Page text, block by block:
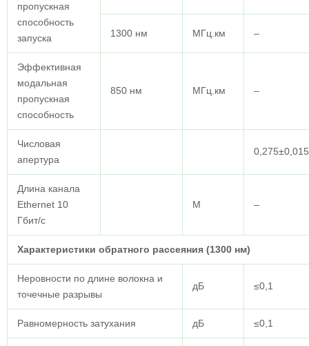
пропускная
способность
запуска
1300 нм МГц.км –
Эффективная
модальная
пропускная
способность
850 нм МГц.км –
Числовая
апертура
0,275±0,015
Длина канала
Ethernet 10
Гбит/с
M –
Характеристики обратного рассеяния (1300 нм)
Неровности по длине волокна и
точечные разрывы
дБ ≤0,1
Равномерность затухания дБ ≤0,1